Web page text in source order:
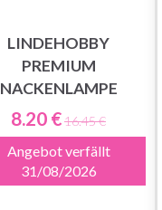
LINDEHOBBY
PREMIUM
NACKENLAMPE
8.20 €16.45 €
Angebot verfällt
31/08/2026